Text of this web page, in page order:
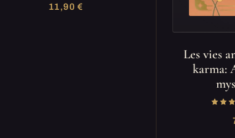
11,90 €
Les vies
karma: